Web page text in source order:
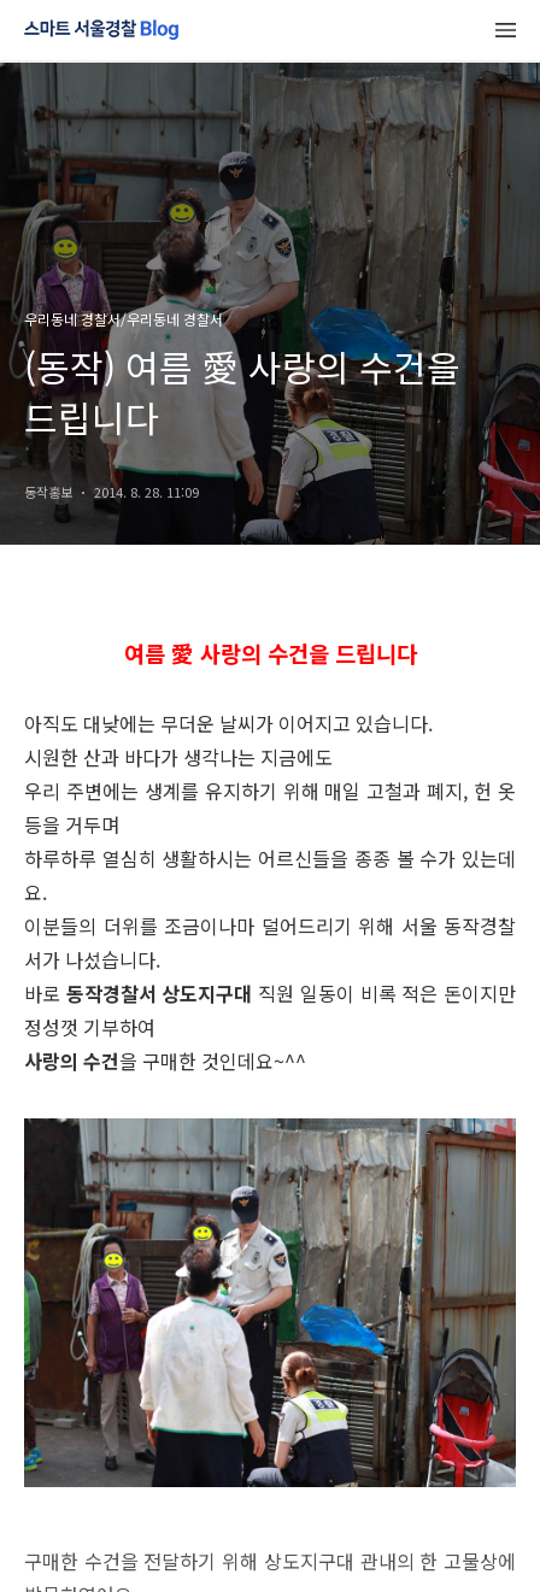
우리동네 경찰서/우리동네 경찰서
(동작) 여름 愛 사랑의 수건을
드립니다
동작홍보 2014. 8. 28. 11:09
여름 愛 사랑의 수건을 드립니다
아직도 대낮에는 무더운 날씨가 이어지고 있습니다.
시원한 산과 바다가 생각나는 지금에도
우리 주변에는 생계를 유지하기 위해 매일 고철과 폐지, 헌 옷
등을 거두며
하루하루 열심히 생활하시는 어르신들을 종종 볼 수가 있는데
요.
이분들의 더위를 조금이나마 덜어드리기 위해 서울 동작경찰
서가 나섰습니다.
바로 동작경찰서 상도지구대 직원 일동이 비록 적은 돈이지만
정성껏 기부하여
사랑의 수건을 구매한 것인데요~^^
구매한 수건을 전달하기 위해 상도지구대 관내의 한 고물상에